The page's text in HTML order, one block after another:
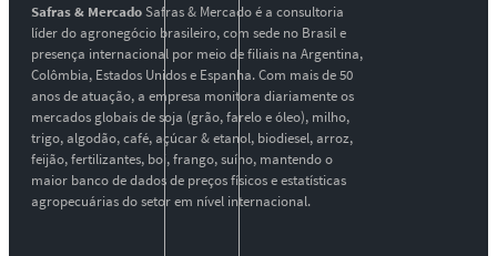
Safras & MercadoSafras & Mercado é a consultoria
líder do agronegócio brasileiro, com sede no Brasil e
presença internacional por meio de filiais na Argentina,
Colômbia, Estados Unidos e Espanha. Com mais de 50
anos de atuação, a empresa monitora diariamente os
mercados globais de soja (grão, farelo e óleo), milho,
trigo, algodão, café, açúcar & etanol, biodiesel, arroz,
feijão, fertilizantes, boi, frango, suíno, mantendo o
maior banco de dados de preços físicos e estatísticas
agropecuárias do setor em nível internacional.